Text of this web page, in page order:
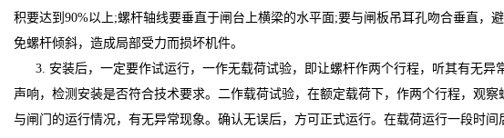
积要达到 90%以上;螺杆轴线要垂直于闸台上横梁的水平面;要与闸板吊耳孔吻合垂直，避
免螺杆倾斜，造成局部受力而损坏机件。
3. 安装后，一定要作试运行，一作无载荷试验，即让螺杆作两个行程，听其有无异
声响，检测安装是否符合技术要求。二作载荷试验，在额定载荷下，作两个行程，观察
与闸门的运行情况，有无异常现象。确认无误后，方可正式运行。在载荷运行一段时间